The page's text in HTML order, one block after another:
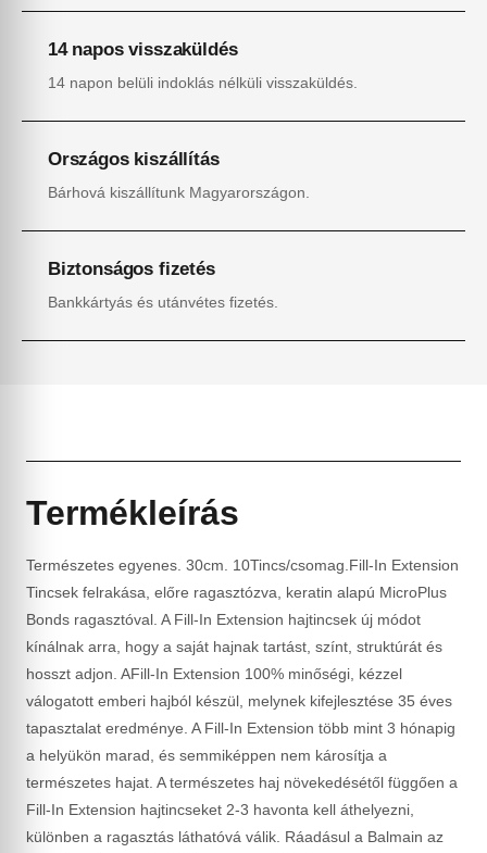
14 napos visszaküldés
14 napon belüli indoklás nélküli visszaküldés.
Országos kiszállítás
Bárhová kiszállítunk Magyarországon.
Biztonságos fizetés
Bankkártyás és utánvétes fizetés.
Termékleírás
Természetes egyenes. 30cm. 10Tincs/csomag.Fill-In Extension
Tincsek felrakása, előre ragasztózva, keratin alapú MicroPlus
Bonds ragasztóval. A Fill-In Extension hajtincsek új módot
kínálnak arra, hogy a saját hajnak tartást, színt, struktúrát és
hosszt adjon. AFill-In Extension 100% minőségi, kézzel
válogatott emberi hajból készül, melynek kifejlesztése 35 éves
tapasztalat eredménye. A Fill-In Extension több mint 3 hónapig
a helyükön marad, és semmiképpen nem károsítja a
természetes hajat. A természetes haj növekedésétől függően a
Fill-In Extension hajtincseket 2-3 havonta kell áthelyezni,
különben a ragasztás láthatóvá válik. Ráadásul a Balmain az